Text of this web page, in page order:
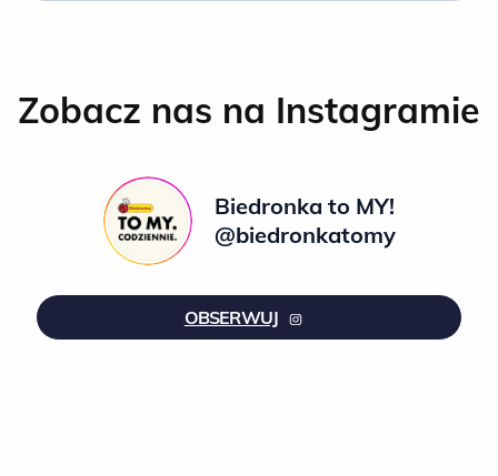
Zobacz nas na Instagramie
Biedronka to MY!
@biedronkatomy
OBSERWUJ